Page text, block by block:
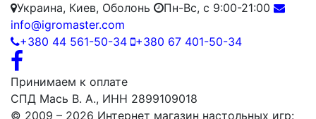
Украина, Киев, Оболонь
Пн-Вс, с 9:00-21:00
info@igromaster.com
+380 44 561-50-34
+380 67 401-50-34
Принимаем к оплате
СПД Мась В. А., ИНН 2899109018
© 2009 – 2026 Интернет магазин настольных игр: